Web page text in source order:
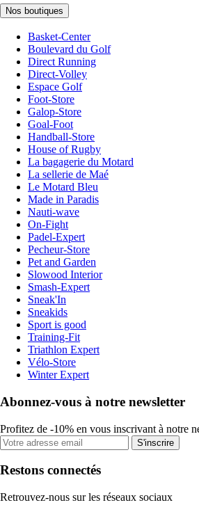
Nos boutiques
Basket-Center
Boulevard du Golf
Direct Running
Direct-Volley
Espace Golf
Foot-Store
Galop-Store
Goal-Foot
Handball-Store
House of Rugby
La bagagerie du Motard
La sellerie de Maé
Le Motard Bleu
Made in Paradis
Nauti-wave
On-Fight
Padel-Expert
Pecheur-Store
Pet and Garden
Slowood Interior
Smash-Expert
Sneak'In
Sneakids
Sport is good
Training-Fit
Triathlon Expert
Vélo-Store
Winter Expert
Abonnez-vous à notre newsletter
Profitez de -10% en vous inscrivant à notre
S'inscrire
Restons connectés
Retrouvez-nous sur les réseaux sociaux